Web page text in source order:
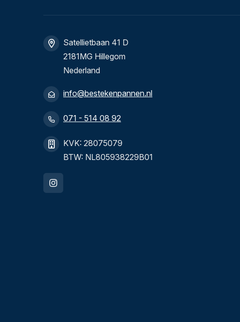
Satellietbaan 41 D
2181MG Hillegom
Nederland
info@bestekenpannen.nl
071 - 514 08 92
KVK: 28075079
BTW: NL805938229B01